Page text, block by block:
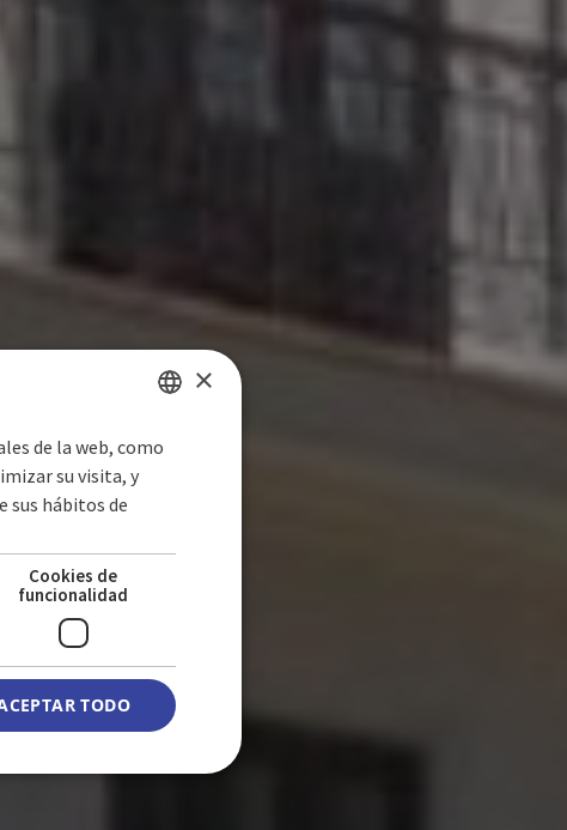
SPANISH
ENGLISH
×
de la web, como
su visita, y
sus hábitos de
Cookies de
funcionalidad
TODO